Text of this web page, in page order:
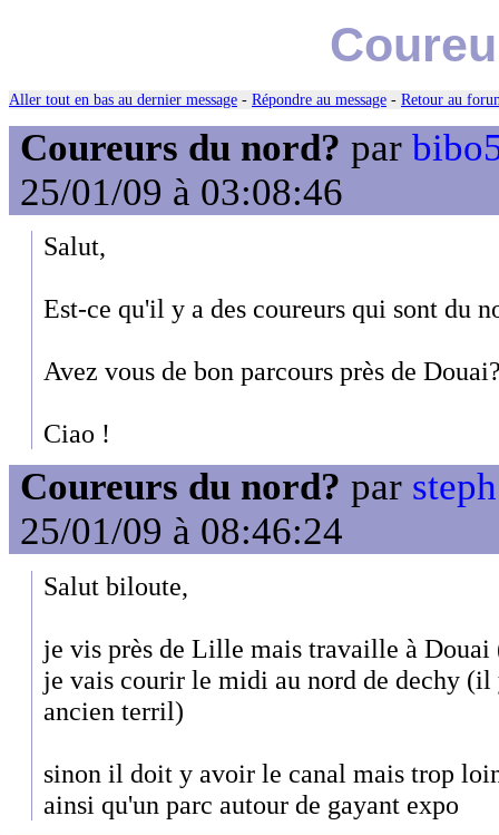
Aller tout en bas au dernier message - Répondre au message - Retour au
Coureurs du nord? par
25/01/09 à 03:08:46
Salut,
Est-ce qu'il y a des coureurs qui sont du
Avez vous de bon parcours près de
Ciao !
Coureurs du nord? par
25/01/09 à 08:46:24
Salut biloute,
je vis près de Lille mais travaille à Douai
je vais courir le midi au nord de dechy (il
ancien terril)
sinon il doit y avoir le canal mais trop
ainsi qu'un parc autour de gayant expo